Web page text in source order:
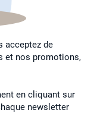
acceptez de
et nos promotions,
en cliquant sur
newsletter